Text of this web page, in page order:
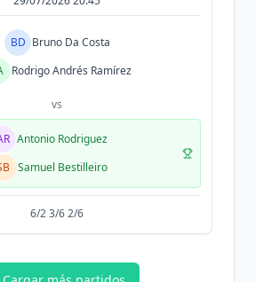
BD Bruno Da Costa
Rodrigo Andrés Ramírez
vs
Antonio Rodriguez
Samuel Bestilleiro
6/2 3/6 2/6